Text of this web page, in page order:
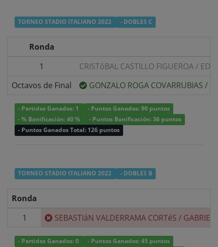
TORNEO STADIO ITALIANO 2022 - DOBLES C
Ronda
1
CRISTóBAL CASTILLO FIGUEROA/
Octavos de Final
GONZALO ROGA COVARRUBIAS /
- Partidos Ganados: 1
- Puntos Ganados: 90 puntos
- % Bonificación: 40 %
- Puntos Bonificación: 36 puntos
- Puntos Ganados Total: 126 puntos
TORNEO STADIO ITALIANO 2022 - DOBLES B
Ronda
1
SEBASTIáN VALDERRAMA CORTéS / GABRIEL
- Partidos Ganados: 0
- Puntos Ganados: 45 puntos